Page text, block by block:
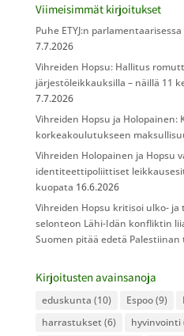
Viimeisimmät kirjoitukset
Puhe ETYJ:n
7.7.2026
Vihreiden Hopsu: Hallitus
järjestöleikkauksilla – näillä 11
7.7.2026
Vihreiden Hopsu ja Holopainen:
korkeakoulutukseen
Vihreiden Holopainen ja Hopsu
identiteettipoliittiset
kuopata 16.6.2026
Vihreiden Hopsu kritisoi ulko-
selonteon Lähi-Idän konfliktin
Suomen pitää edetä
Kirjoitusten avainsanoja
eduskunta (10) Espoo(9)
harrastukset (6) hyvinvointi